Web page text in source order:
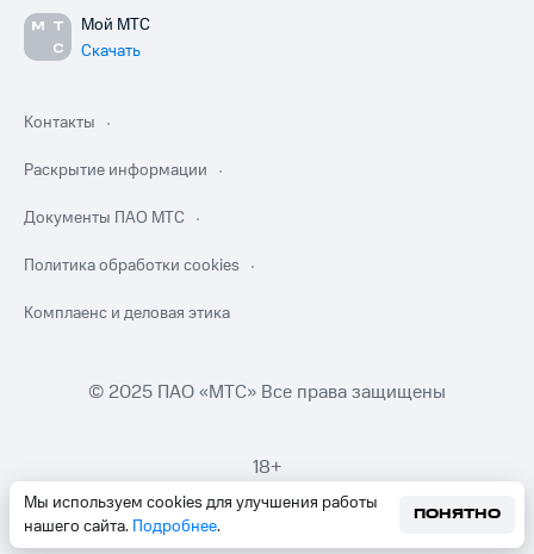
Мы используем cookies для улучшения работы
нашего сайта. Подробнее.
ПОНЯТНО
Мой МТС
Скачать
Контакты
Раскрытие информации
Документы ПАО МТС
Политика обработки cookies
Комплаенс и деловая этика
© 2025 ПАО «МТС» Все права защищены
18+